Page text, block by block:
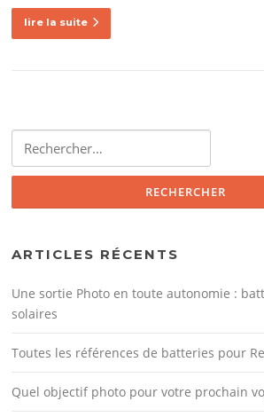
lire la suite
ARTICLES RÉCENTS
Une sortie Photo en toute autonomie :
solaires
Toutes les références de batteries pour
Quel objectif photo pour votre prochain